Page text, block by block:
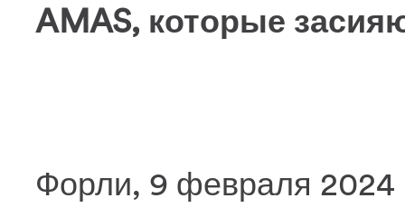
AMAS, которые
Форли, 9 февраля 2024